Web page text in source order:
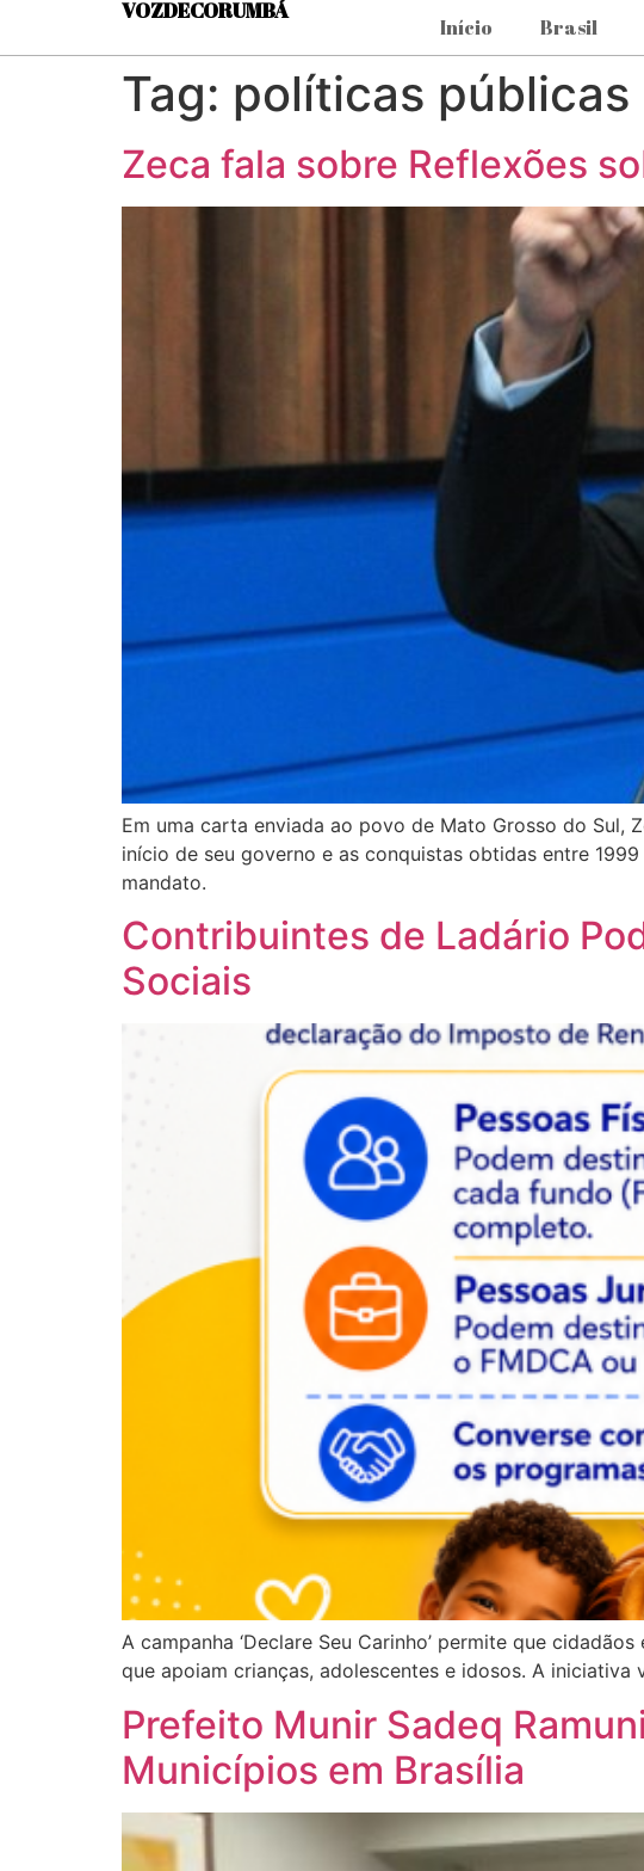
VOZDECORUMBÁ
Início Brasil
Tag: políticas públicas
Zeca fala sobre Reflexões
Em uma carta enviada ao povo de Mato Grosso do Sul,
início de seu governo e as conquistas obtidas entre
mandato.
Contribuintes de Ladário
Sociais
A campanha ‘Declare Seu Carinho’ permite que
que apoiam crianças, adolescentes e idosos. A
Prefeito Munir Sadeq
Municípios em Brasília